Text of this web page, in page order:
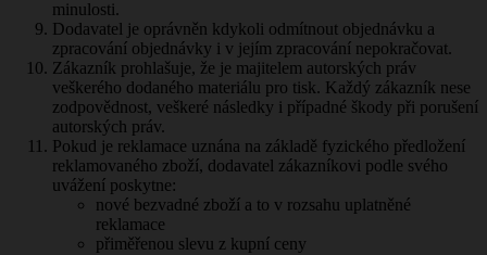
minulosti.
Dodavatel je oprávněn kdykoli odmítnout objednávku a
zpracování objednávky i v jejím zpracování nepokračovat.
Zákazník prohlašuje, že je majitelem autorských práv
veškerého dodaného materiálu pro tisk. Každý zákazník nese
zodpovědnost, veškeré následky i případné škody při porušení
autorských práv.
Pokud je reklamace uznána na základě fyzického předložení
reklamovaného zboží, dodavatel zákazníkovi podle svého
uvážení poskytne:
nové bezvadné zboží a to v rozsahu uplatněné
reklamace
přiměřenou slevu z kupní ceny